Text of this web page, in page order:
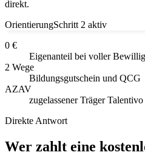
direkt.
OrientierungSchritt 2 aktiv
0 €
Eigenanteil bei voller
2 Wege
Bildungsgutschein und QCG
AZAV
zugelassener Träger Talentivo
Direkte Antwort
Wer zahlt eine